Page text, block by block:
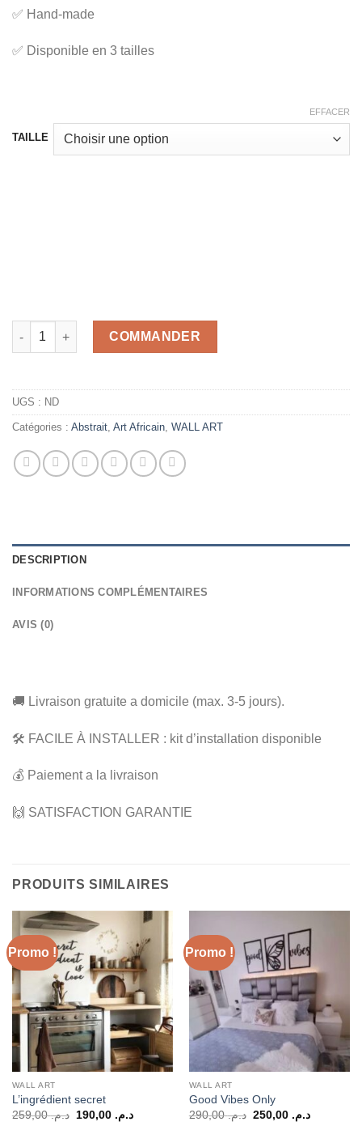
✅ Hand-made
✅ Disponible en 3 tailles
TAILLE
EFFACER
quantité de 3 Mask Picasso # 1
COMMANDER
UGS : ND
Catégories : Abstrait Art Africain WALL ART
DESCRIPTION
INFORMATIONS COMPLÉMENTAIRES
AVIS (0)
🚚 Livraison gratuite a domicile (max. 3-5 jours).
🛠️ FACILE À INSTALLER : kit d’installation disponible
💰 Paiement a la livraison
🙌 SATISFACTION GARANTIE
PRODUITS SIMILAIRES
Promo !
WALL ART
L’ingrédient secret
د.م.259,00
Le
د.م. 190,00
Le
Promo !
WALL ART
Good Vibes Only
د.م.290,00
Le
د.م. 250,00
Le